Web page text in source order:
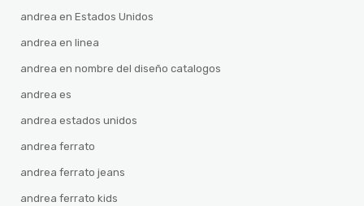
andrea en Estados Unidos
andrea en linea
andrea en nombre del diseño catalogos
andrea es
andrea estados unidos
andrea ferrato
andrea ferrato jeans
andrea ferrato kids